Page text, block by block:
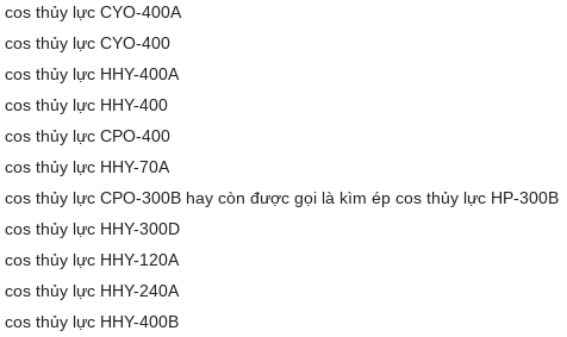
cos thủy lực CYO-400A
cos thủy lực CYO-400
cos thủy lực HHY-400A
cos thủy lực HHY-400
cos thủy lực CPO-400
cos thủy lực HHY-70A
cos thủy lực CPO-300B hay còn được gọi là kìm ép cos thủy lực HP-300B
cos thủy lực HHY-300D
cos thủy lực HHY-120A
cos thủy lực HHY-240A
cos thủy lực HHY-400B